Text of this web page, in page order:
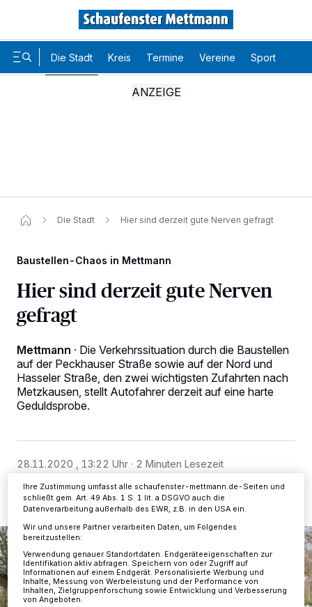
Die Stadt Kreis Termine Vereine Sport
Die Stadt Hier sind derzeit gute Nerven gefragt
Baustellen-Chaos in Mettmann
Hier sind derzeit gute Nerven
gefragt
Mettmann · Die Verkehrssituation durch die Baustellen
auf der Peckhauser Straße sowie auf der Nord und
Hasseler Straße, den zwei wichtigsten Zufahrten nach
Metzkausen, stellt Autofahrer derzeit auf eine harte
Geduldsprobe.
28.11.2020 , 13:22 Uhr 2 Minuten Lesezeit
Wir und unsere218
-Partner speichern und greifen auf
Kennungen auf Ihrem Gerät zu. Durch Auswahl von OK aktivieren Sie
Tracking-Technologien für die unter „Wir und unsere Partner
verarbeiten Daten, um Ihnen Dienste bereitzustellen“ aufgeführten
Zwecke. Wenn Tracker deaktiviert sind, sind manche Inhalte und
Anzeigen möglicherweise nicht mehr so relevant für Sie. Sie können
Informationen finden Sie in unserer Datenschutzerklärung.
Ihre Zustimmung umfasst alle schaufenster-mettmann.de-Seiten und
schließt gem. Art. 49 Abs. 1 S. 1 lit. a DSGVO auch die
Datenverarbeitung außerhalb des EWR, z.B. in den USA ein.
Wir und unsere Partner verarbeiten Daten, um Folgendes
bereitzustellen:
Verwendung genauer Standortdaten. Endgeräteeigenschaften zur
Identifikation aktiv abfragen. Speichern von oder Zugriff auf
Informationen auf einem Endgerät. Personalisierte Werbung und
Inhalte, Messung von Werbeleistung und der Performance von
Inhalten, Zielgruppenforschung sowie Entwicklung und Verbesserung
von Angeboten.